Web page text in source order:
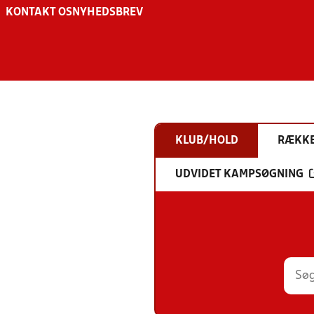
KONTAKT OS NYHEDSBREV
KLUB/HOLD
UDVIDET KAMPSØGNING